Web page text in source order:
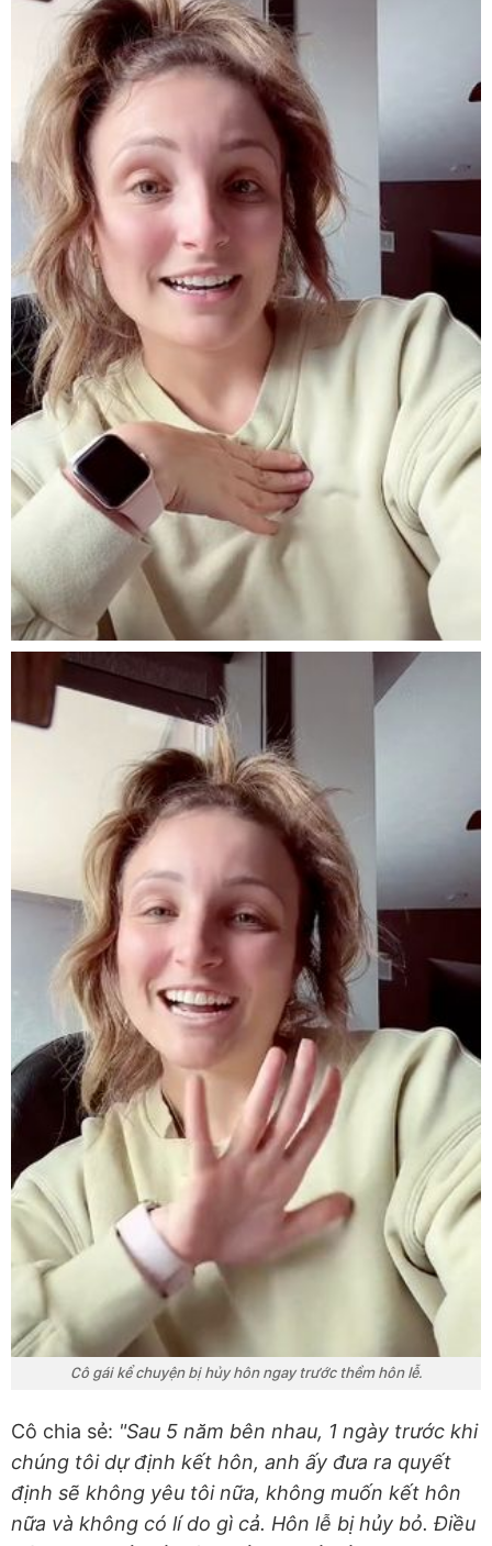
Cô gái kể chuyện bị hủy hôn ngay trước thềm hôn lễ.
Cô chia sẻ: "Sau 5 năm bên nhau, 1 ngày trước khi
chúng tôi dự định kết hôn, anh ấy đưa ra quyết
định sẽ không yêu tôi nữa, không muốn kết hôn
nữa và không có lí do gì cả. Hôn lễ bị hủy bỏ. Điều